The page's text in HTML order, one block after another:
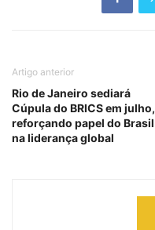
Artigo anterior
Rio de Janeiro sediará
Cúpula do BRICS em julho,
reforçando papel do Brasil
na liderança global